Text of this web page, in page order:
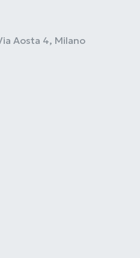
Aosta 4, Milano